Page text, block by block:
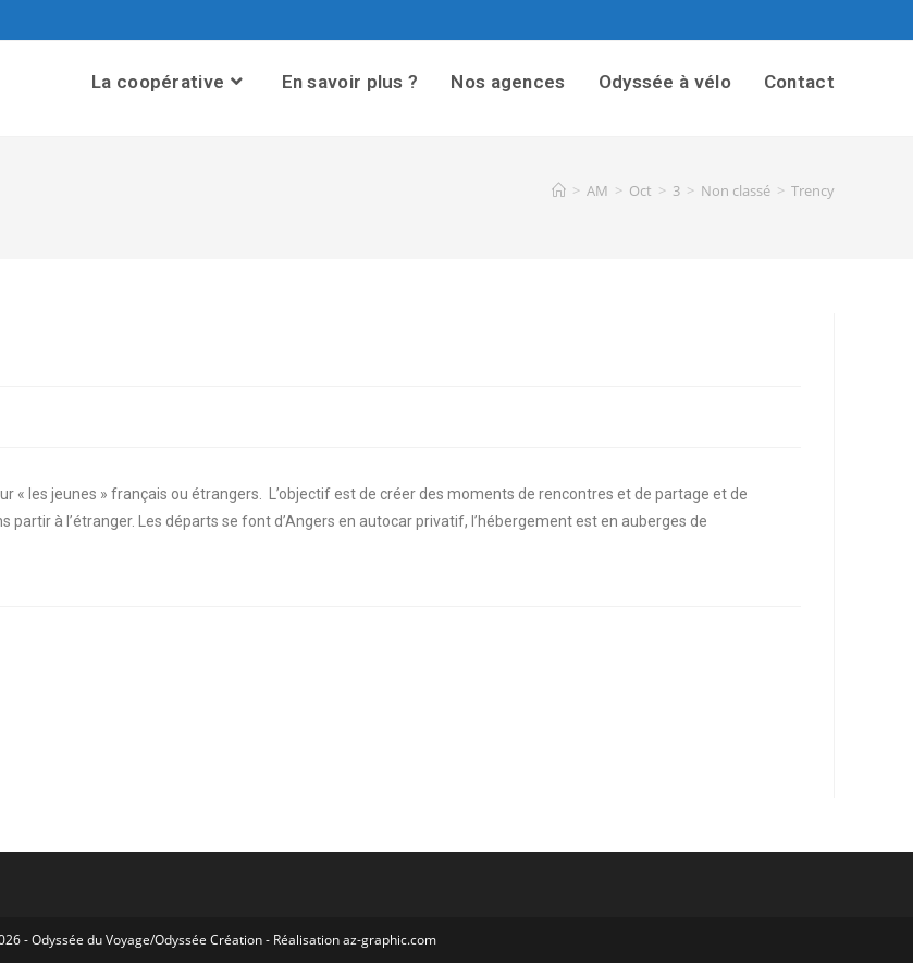
La coopérative En savoir plus ? Nos agences Odyssée à vélo Contact
> AM > Oct > 3 > Non classé > Trency
« les jeunes » français ou étrangers. L’objectif est de créer des moments de rencontres et de partage et de
à l’étranger. Les départs se font d’Angers en autocar privatif, l’hébergement est en auberges de
-Odyssée du Voyage/Odyssée Création- Réalisationaz-graphic.com